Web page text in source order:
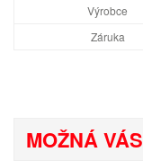
Výrobce
Záruka
MOŽNÁ